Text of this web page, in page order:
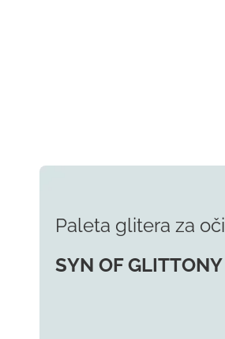
Paleta glitera za oči
SYN OF GLITTONY